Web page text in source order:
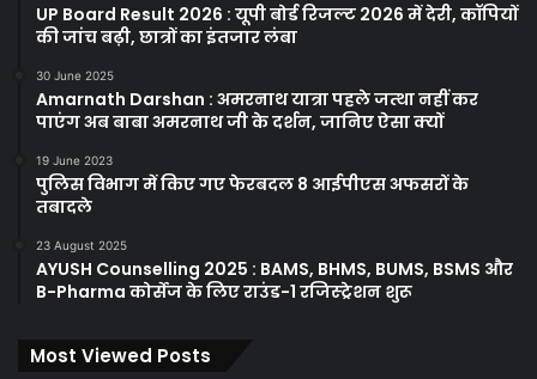
UP Board Result 2026 : यूपी बोर्ड रिजल्ट 2026 में देरी, कॉपियों
की जांच बढ़ी, छात्रों का इंतजार लंबा
30 June 2025
Amarnath Darshan : अमरनाथ यात्रा पहले जत्था नहीं कर
पाएंग अब बाबा अमरनाथ जी के दर्शन, जानिए ऐसा क्यों
19 June 2023
पुलिस विभाग में किए गए फेरबदल 8 आईपीएस अफसरों के
तबादले
23 August 2025
AYUSH Counselling 2025 : BAMS, BHMS, BUMS, BSMS और
B-Pharma कोर्सेज के लिए राउंड-1 रजिस्ट्रेशन शुरू
Most Viewed Posts